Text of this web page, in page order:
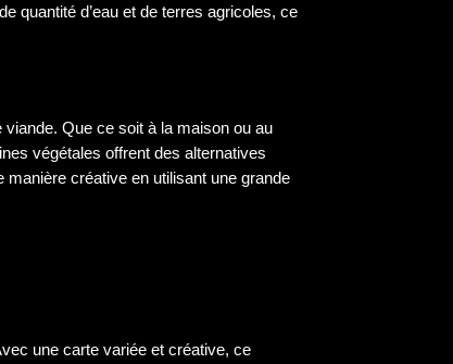
quantité d’eau et de terres agricoles, ce
Que ce soit à la maison ou au
végétales offrent des alternatives
créative en utilisant une grande
une carte variée et créative, ce